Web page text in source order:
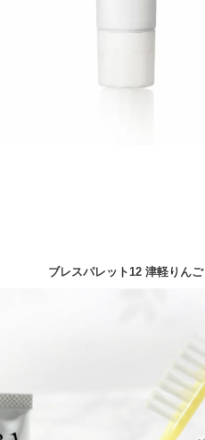
ブレスパレット12 津軽りんご